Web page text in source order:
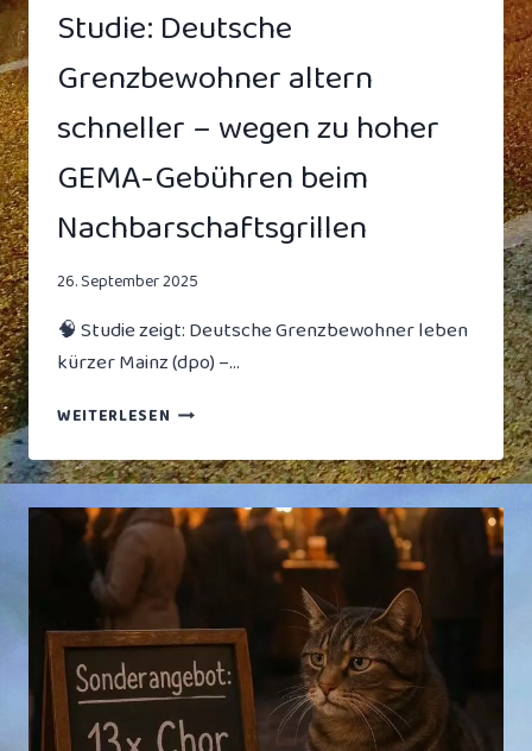
Studie: Deutsche
Grenzbewohner altern
schneller – wegen zu hoher
GEMA-Gebühren beim
Nachbarschaftsgrillen
26. September 2025
🧠 Studie zeigt: Deutsche Grenzbewohner leben
kürzer Mainz (dpo) –…
WEITERLESEN STUDIE:
GRENZBEWOHNER
ALTERN
SCHNELLER
–
WEGEN
ZU
HOHER
GEMA-
GEBÜHREN
BEIM
NACHBARSCHAFTSGRILLEN